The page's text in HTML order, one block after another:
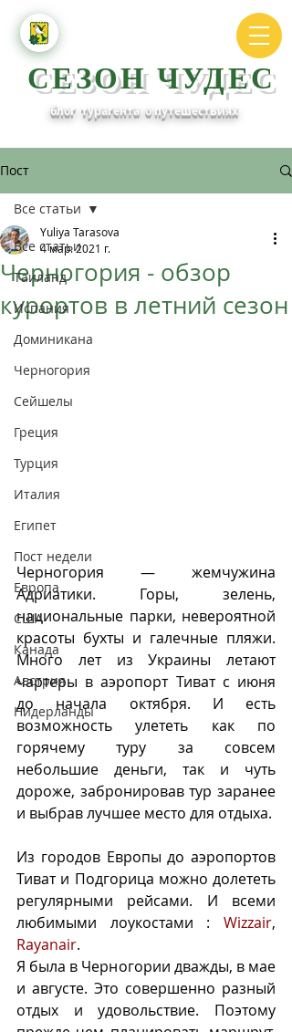
СЕЗОН ЧУДЕС
блог турагента о путешествиях
Пост
Все статьи
Таиланд
Испания
Доминикана
Черногория
Сейшелы
Греция
Турция
Италия
Египет
Пост недели
Европа
CША
Канада
Австрия
Нидерланды
Все статьи
Черногория - обзор
курортов в летний сезон
Yuliya Tarasova
4 мар. 2021 г.
Черногория — жемчужина
Адриатики. Горы, зелень,
национальные парки, невероятной
красоты бухты и галечные пляжи.
Много лет из Украины летают
чартеры в аэропорт Тиват с июня
до начала октября. И есть
возможность улететь как по
горячему туру за совсем
небольшие деньги, так и чуть
дороже, забронировав тур заранее
и выбрав лучшее место для отдыха.
Из городов Европы до аэропортов
Тиват и Подгорица можно долететь
регулярными рейсами. И всеми
любимыми лоукостами : Wizzair
Rayanair.
Я была в Черногории дважды, в мае
и августе. Это совершенно разный
отдых и удовольствие. Поэтому